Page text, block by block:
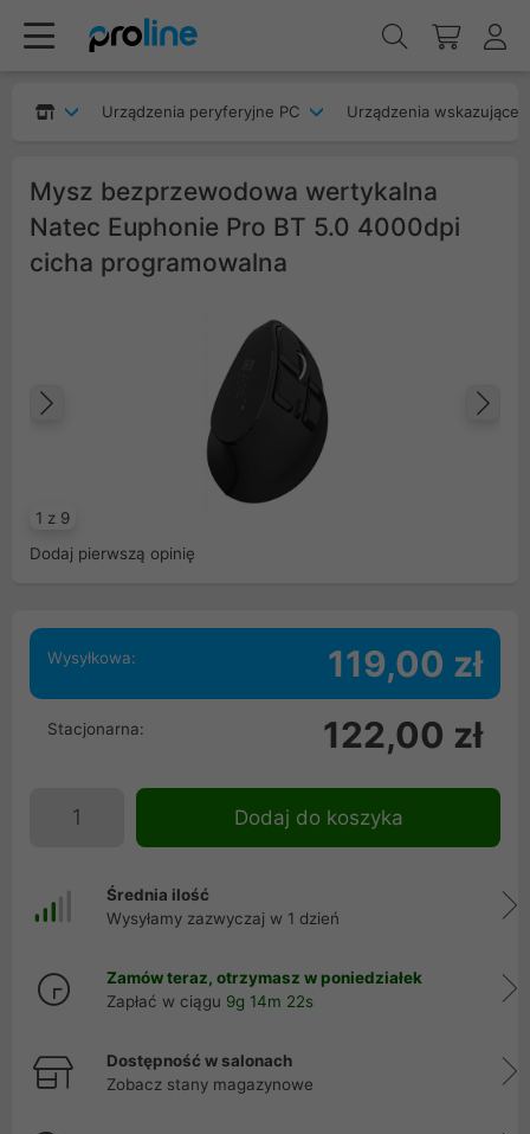
Urządzenia peryferyjne PC Urządzenia wskazujące
Mysz bezprzewodowa wertykalna
Natec Euphonie Pro BT 5.0 4000dpi
cicha programowalna
1 z 9
Poprzedni
Dodaj pierwszą opinię
Wysyłkowa: 119,00 zł
Stacjonarna: 122,00 zł
Dodaj do koszyka
Średnia ilość
Wysyłamy zazwyczaj w 1 dzień
Zamów teraz, otrzymasz w poniedziałek
Zapłać w ciągu 9g 14m 21s
Dostępność w salonach
Zobacz stany magazynowe